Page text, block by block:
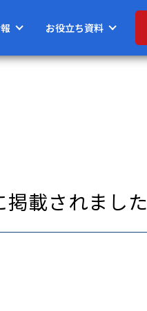
お役立ち資料
載されました